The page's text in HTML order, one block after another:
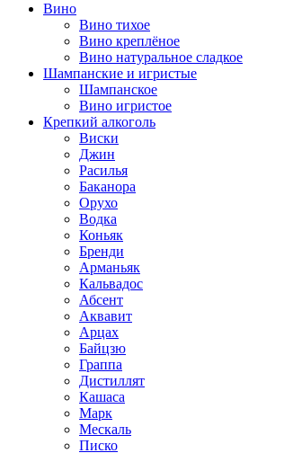
Вино
Вино тихое
Вино креплёное
Вино натуральное сладкое
Шампанские и игристые
Шампанское
Вино игристое
Крепкий алкоголь
Виски
Джин
Расилья
Баканора
Орухо
Водка
Коньяк
Бренди
Арманьяк
Кальвадос
Абсент
Аквавит
Арцах
Байцзю
Граппа
Дистиллят
Кашаса
Марк
Мескаль
Писко